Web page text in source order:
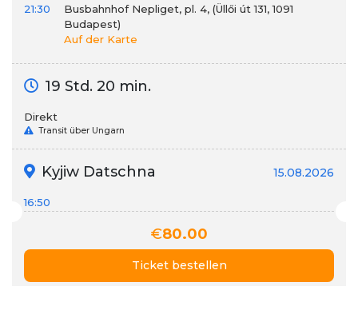
21:30
Busbahnhof Nepliget, pl. 4, (Üllői út 131, 1091
Budapest)
Auf der Karte
19 Std. 20 min.
Direkt
Transit über Ungarn
Kyjiw Datschna 15.08.2026
16:50
€80.00
Ticket bestellen